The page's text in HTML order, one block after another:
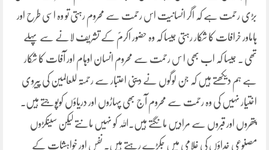
بڑی رحمت ہے کہ اگر انسانیت اس رحمت سے محروم رہتی تو وہ اسی طرح اور
ہاماور خرافات کا شکار رہتی جیسا کہ وہ حضور اکرمؐ کے تشریف لانے سے پہلے
تھی ۔ جیسا کہ اب بھی ا س رحمت سے محروم انسان اوہام اور آفات کا شکار
ہے ہم دیکھتے ہیں کہ جن لوگوں نے دینی اعتبار سے رحمتہ للعالمین کی پیروی
اختیار نہیں کی وہ رحمت سے محروم آج بھی پہاڑوں اور دریاؤں کوپوجتے ہیں۔
پتھروں اور قبروں سے مرادیں مانگتے ہیں۔اللہ کو نہیں مانتے لیکن سینکڑوں
مصنوعی خداؤں کی غلامی میں جکڑے رہتے ہیں۔ نفس اور خواہشات کے